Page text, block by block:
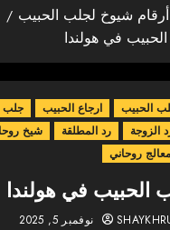
أرقام شيوخ لجلب الحبيب
في هولندا
الحبيب ارجاع الحبيب جلب
الزوجة رد المطلقة شيخ
معالج روحاني
الحبيب في هولندا
نوفمبر 5, 2025